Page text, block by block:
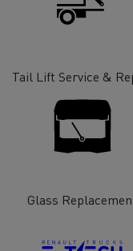
Tail Lift Service &
Glass